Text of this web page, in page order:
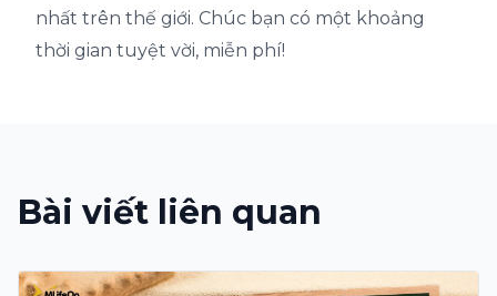
nhất trên thế giới. Chúc bạn có một khoảng
thời gian tuyệt vời, miễn phí!
Bài viết liên quan